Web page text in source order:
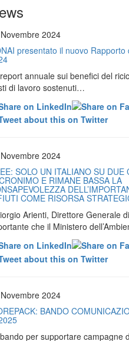
2024
presentato il nuovo Rapporto
annuale sui benefici del
di lavoro sostenuti…
2024
SOLO UN ITALIANO SU DUE
E RIMANE BASSA LA
COME RISORSA
Arienti, Direttore Generale
che il Ministero
2024
BANDO
per supportare campagne